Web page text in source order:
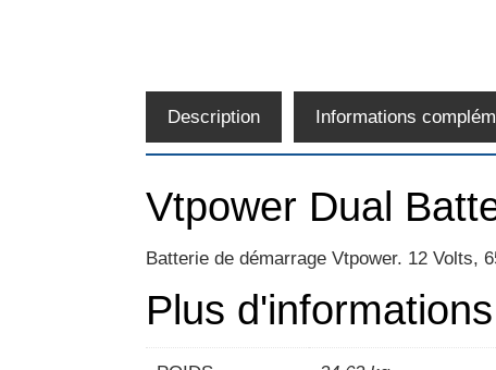
Description Informations
Vtpower Dual
Batterie de démarrage Vtpower. 12 Volts,
Plus d'informations